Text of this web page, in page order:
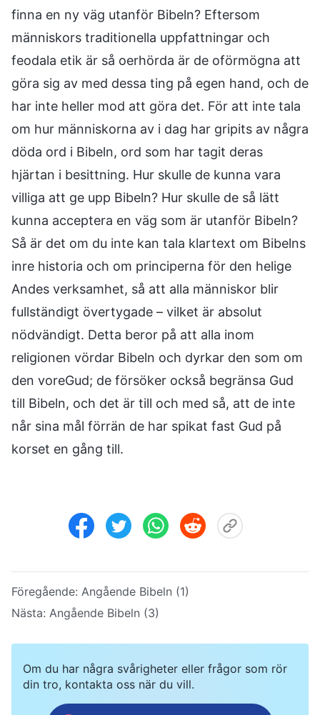
finna en ny väg utanför Bibeln? Eftersom
människors traditionella uppfattningar och
feodala etik är så oerhörda är de oförmögna att
göra sig av med dessa ting på egen hand, och de
har inte heller mod att göra det. För att inte tala
om hur människorna av i dag har gripits av några
döda ord i Bibeln, ord som har tagit deras
hjärtan i besittning. Hur skulle de kunna vara
villiga att ge upp Bibeln? Hur skulle de så lätt
kunna acceptera en väg som är utanför Bibeln?
Så är det om du inte kan tala klartext om Bibelns
inre historia och om principerna för den helige
Andes verksamhet, så att alla människor blir
fullständigt övertygade – vilket är absolut
nödvändigt. Detta beror på att alla inom
religionen vördar Bibeln och dyrkar den som om
den voreGud; de försöker också begränsa Gud
till Bibeln, och det är till och med så, att de inte
når sina mål förrän de har spikat fast Gud på
korset en gång till.
Föregående: Angående Bibeln (1)
Nästa: Angående Bibeln (3)
Om du har några svårigheter eller frågor som rör
din tro, kontakta oss när du vill.